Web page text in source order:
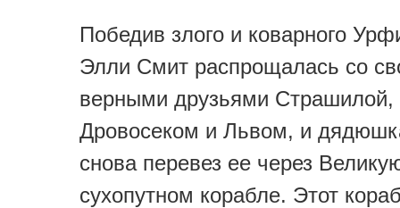
Победив злого и коварного
Элли Смит распрощалась со
верными друзьями
Дровосеком и Львом, и
снова перевез ее через
сухопутном корабле. Этот